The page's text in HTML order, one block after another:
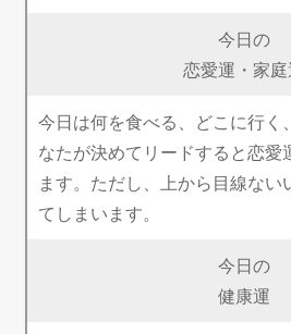
今日の
恋愛運・家庭
今日は何を食べる、どこに行く
なたが決めてリードすると恋愛
ます。ただし、上から目線ない
てしまいます。
今日の
健康運